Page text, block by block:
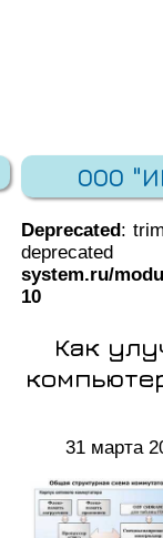
ООО
Deprecated:
system.ru/
10
Как
31 марта